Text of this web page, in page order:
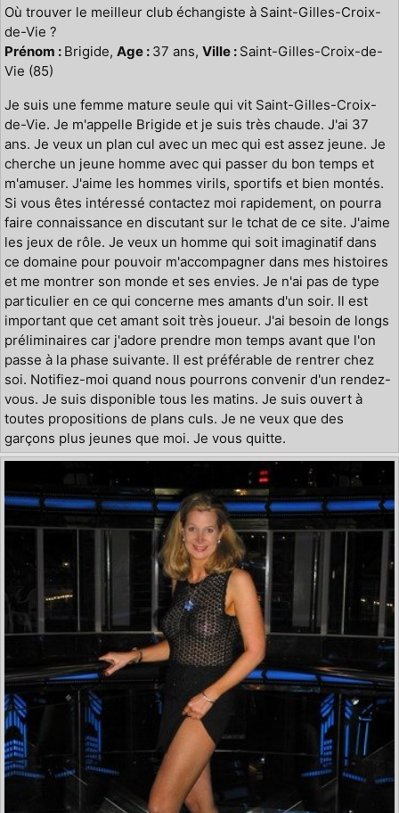
Où trouver le meilleur club échangiste à Saint-Gilles-Croix-
de-Vie ?
Prénom : Brigide, Age : 37 ans, Ville : Saint-Gilles-Croix-de-
Vie (85)
Je suis une femme mature seule qui vit Saint-Gilles-Croix-
de-Vie. Je m'appelle Brigide et je suis très chaude. J'ai 37
ans. Je veux un plan cul avec un mec qui est assez jeune. Je
cherche un jeune homme avec qui passer du bon temps et
m'amuser. J'aime les hommes virils, sportifs et bien montés.
Si vous êtes intéressé contactez moi rapidement, on pourra
faire connaissance en discutant sur le tchat de ce site. J'aime
les jeux de rôle. Je veux un homme qui soit imaginatif dans
ce domaine pour pouvoir m'accompagner dans mes histoires
et me montrer son monde et ses envies. Je n'ai pas de type
particulier en ce qui concerne mes amants d'un soir. Il est
important que cet amant soit très joueur. J'ai besoin de longs
préliminaires car j'adore prendre mon temps avant que l'on
passe à la phase suivante. Il est préférable de rentrer chez
soi. Notifiez-moi quand nous pourrons convenir d'un rendez-
vous. Je suis disponible tous les matins. Je suis ouvert à
toutes propositions de plans culs. Je ne veux que des
garçons plus jeunes que moi. Je vous quitte.